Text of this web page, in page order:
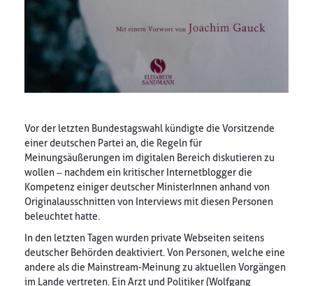
Vor der letzten Bundestagswahl kündigte die Vorsitzende
einer deutschen Partei an, die Regeln für
Meinungsäußerungen im digitalen Bereich diskutieren zu
wollen – nachdem ein kritischer Internetblogger die
Kompetenz einiger deutscher MinisterInnen anhand von
Originalausschnitten von Interviews mit diesen Personen
beleuchtet hatte.
In den letzten Tagen wurden private Webseiten seitens
deutscher Behörden deaktiviert. Von Personen, welche eine
andere als die Mainstream-Meinung zu aktuellen Vorgängen
im Lande vertreten. Ein Arzt und Politiker (Wolfgang